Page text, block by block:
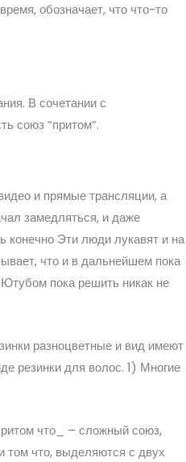
обозначает, что что-то
В сочетании с
союз “притом”.
и прямые трансляции, а
замедляться, и даже
конечно Эти люди лукавят и на
что и в дальнейшем пока
пока решить никак не
разноцветные и вид имеют
резинки для волос. 1) Многие
что_ – сложный союз,
том что, выделяются с двух